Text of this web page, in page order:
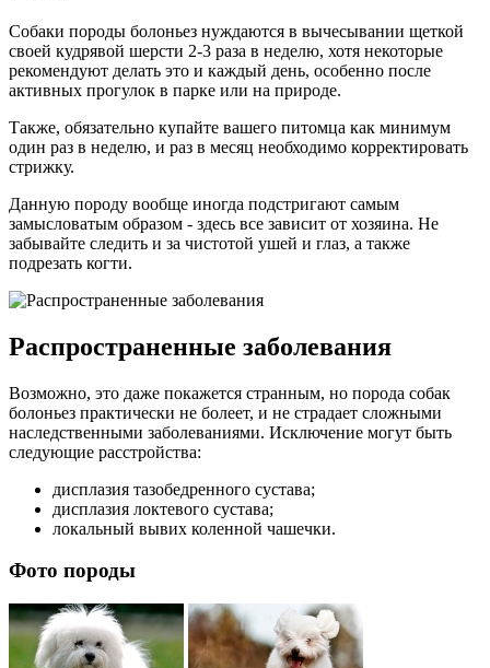
Собаки породы болоньез нуждаются в вычесывании щеткой
своей кудрявой шерсти 2-3 раза в неделю, хотя некоторые
рекомендуют делать это и каждый день, особенно после
активных прогулок в парке или на природе.
Также, обязательно купайте вашего питомца как минимум
один раз в неделю, и раз в месяц необходимо корректировать
стрижку.
Данную породу вообще иногда подстригают самым
замысловатым образом - здесь все зависит от хозяина. Не
забывайте следить и за чистотой ушей и глаз, а также
подрезать когти.
Распространенные заболевания
Возможно, это даже покажется странным, но порода собак
болоньез практически не болеет, и не страдает сложными
наследственными заболеваниями. Исключение могут быть
следующие расстройства:
дисплазия тазобедренного сустава;
дисплазия локтевого сустава;
локальный вывих коленной чашечки.
Фото породы